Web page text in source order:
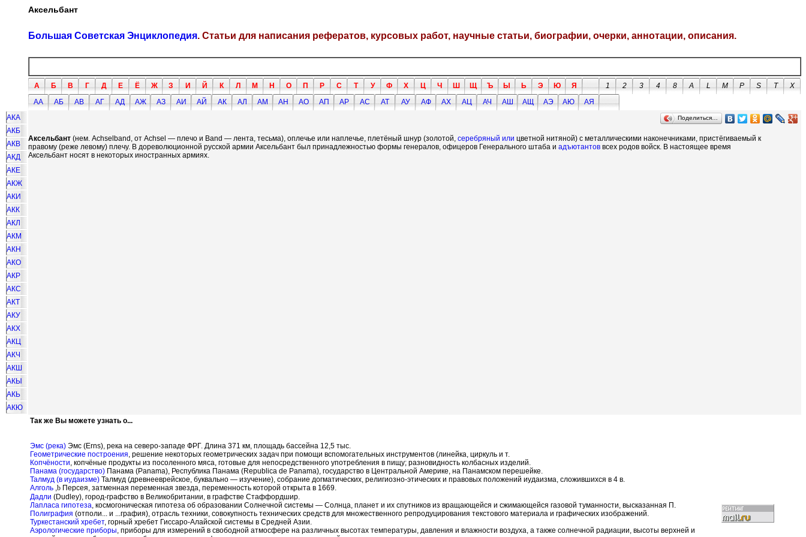
Аксельбант
Большая Советская Энциклопедия. Статьи для написания рефератов, курсовых работ, научные статьи, биографии, очерки, аннотации, описания.
А Б В Г Д Е Ё Ж З И Й К Л М Н О П Р С Т У Ф Х Ц Ч Ш Щ Ъ Ы Ь Э Ю Я 1 2 3 4 8 A L M P S T
X
АА
АБ АВ АГ АД АЖ АЗ АИ АЙ АК АЛ АМ АН АО АП АР АС АТ АУ АФ АХ АЦ АЧ АШ АЩ АЭ АЮ
АЯ
АКА
АКБ
АКВ
АКД
АКЕ
АКЖ
АКИ
АКК
АКЛ
АКМ
АКН
АКО
АКР
АКС
АКТ
АКУ
АКХ
АКЦ
АКЧ
АКШ
АКЫ
АКЬ
АКЮ
Поделиться…
Аксельбант (нем. Achselband, от Achsel — плечо и Band — лента, тесьма), оплечье или наплечье, плетёный шнур (золотой, серебряный или цветной нитяной) с металлическими наконечниками, пристёгиваемый к
правому (реже левому) плечу. В дореволюционной русской армии Аксельбант был принадлежностью формы генералов, офицеров Генерального штаба и адъютантов всех родов войск. В настоящее время
Аксельбант носят в некоторых иностранных армиях.
Так же Вы можете узнать о...
Эмс (река) Эмс (Erns), река на северо-западе ФРГ. Длина 371 км, площадь бассейна 12,5 тыс.
Геометрические построения, решение некоторых геометрических задач при помощи вспомогательных инструментов (линейка, циркуль и т.
Копчёности, копчёные продукты из посоленного мяса, готовые для непосредственного употребления в пищу; разновидность колбасных изделий.
Панама (государство) Панама (Panama), Республика Панама (Republica de Panama), государство в Центральной Америке, на Панамском перешейке.
Талмуд (в иудаизме) Талмуд (древнееврейское, буквально — изучение), собрание догматических, религиозно-этических и правовых положений иудаизма, сложившихся в 4 в.
Алголь ,b Персея, затменная переменная звезда, переменность которой открыта в 1669.
Дадли (Dudley), город-графство в Великобритании, в графстве Стаффордшир.
Лапласа гипотеза, космогоническая гипотеза об образовании Солнечной системы — Солнца, планет и их спутников из вращающейся и сжимающейся газовой туманности, высказанная П.
Полиграфия (отполи... и ...графия), отрасль техники, совокупность технических средств для множественного репродуцирования текстового материала и графических изображений.
Туркестанский хребет, горный хребет Гиссаро-Алайской системы в Средней Азии.
Аэрологические приборы, приборы для измерений в свободной атмосфере на различных высотах температуры, давления и влажности воздуха, а также солнечной радиации, высоты верхней и